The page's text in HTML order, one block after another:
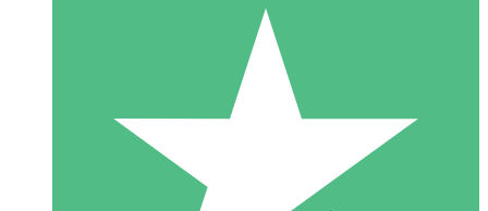
Individuella Kreditpaket
Betala per användning med nedladdningskrediter. Inget
1 Nedladdningar